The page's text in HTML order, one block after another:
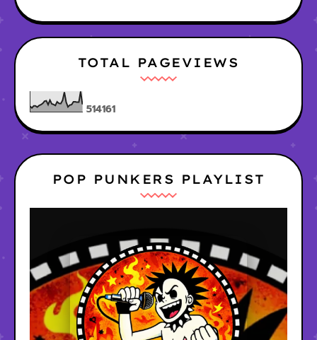
TOTAL PAGEVIEWS
514161
POP PUNKERS PLAYLIST